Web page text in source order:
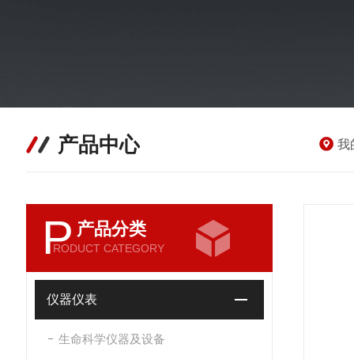
产品中心 我
P 产品分类
RODUCT CATEGORY
仪器仪表
生命科学仪器及设备